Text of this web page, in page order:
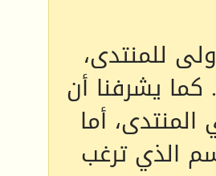
للمنتدى،
. كما يشرفنا أن
أما
الذي ترغب